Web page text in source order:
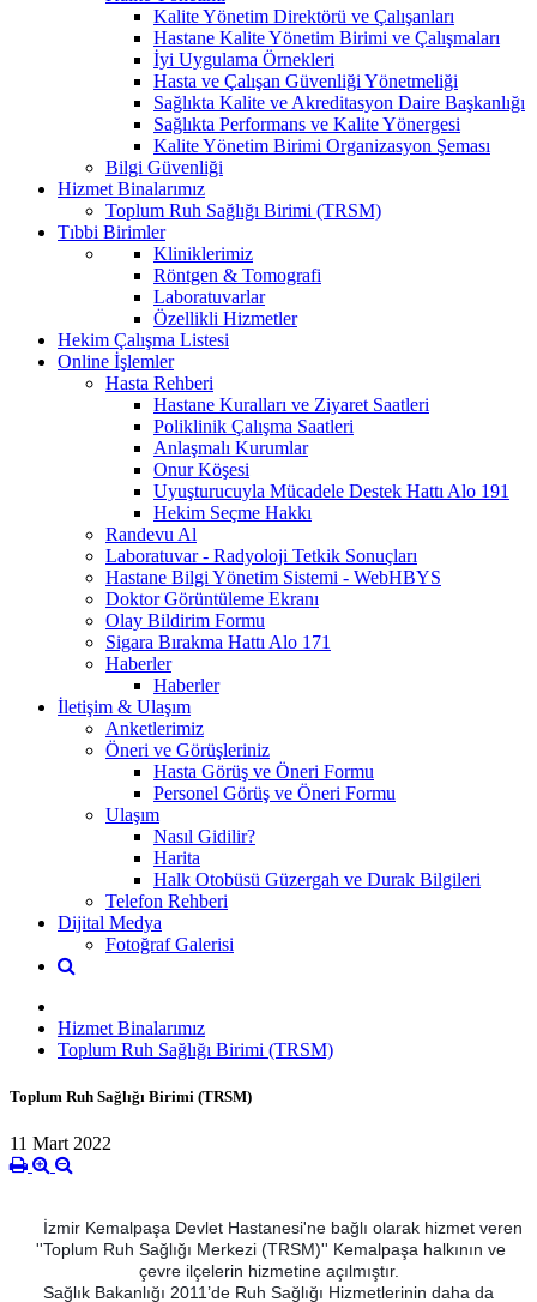
Kalite Yönetim Direktörü ve Çalışanları
Hastane Kalite Yönetim Birimi ve Çalışmaları
İyi Uygulama Örnekleri
Hasta ve Çalışan Güvenliği Yönetmeliği
Sağlıkta Kalite ve Akreditasyon Daire Başkanlığı
Sağlıkta Performans ve Kalite Yönergesi
Kalite Yönetim Birimi Organizasyon Şeması
Bilgi Güvenliği
Hizmet Binalarımız
Toplum Ruh Sağlığı Birimi (TRSM)
Tıbbi Birimler
Kliniklerimiz
Röntgen & Tomografi
Laboratuvarlar
Özellikli Hizmetler
Hekim Çalışma Listesi
Online İşlemler
Hasta Rehberi
Hastane Kuralları ve Ziyaret Saatleri
Poliklinik Çalışma Saatleri
Anlaşmalı Kurumlar
Onur Köşesi
Uyuşturucuyla Mücadele Destek Hattı Alo 191
Hekim Seçme Hakkı
Randevu Al
Laboratuvar - Radyoloji Tetkik Sonuçları
Hastane Bilgi Yönetim Sistemi - WebHBYS
Doktor Görüntüleme Ekranı
Olay Bildirim Formu
Sigara Bırakma Hattı Alo 171
Haberler
Haberler
İletişim & Ulaşım
Anketlerimiz
Öneri ve Görüşleriniz
Hasta Görüş ve Öneri Formu
Personel Görüş ve Öneri Formu
Ulaşım
Nasıl Gidilir?
Harita
Halk Otobüsü Güzergah ve Durak Bilgileri
Telefon Rehberi
Dijital Medya
Fotoğraf Galerisi
Hizmet Binalarımız
Toplum Ruh Sağlığı Birimi (TRSM)
Toplum Ruh Sağlığı Birimi (TRSM)
11 Mart 2022
İzmir Kemalpaşa Devlet Hastanesi'ne bağlı olarak hizmet veren
''Toplum Ruh Sağlığı Merkezi (TRSM)'' Kemalpaşa halkının ve
çevre ilçelerin hizmetine açılmıştır.
Sağlık Bakanlığı 2011’de Ruh Sağlığı Hizmetlerinin daha da